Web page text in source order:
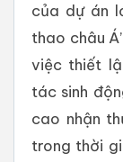
của dự án
thao châu
việc thiết
tác sinh
cao nhận
trong thời